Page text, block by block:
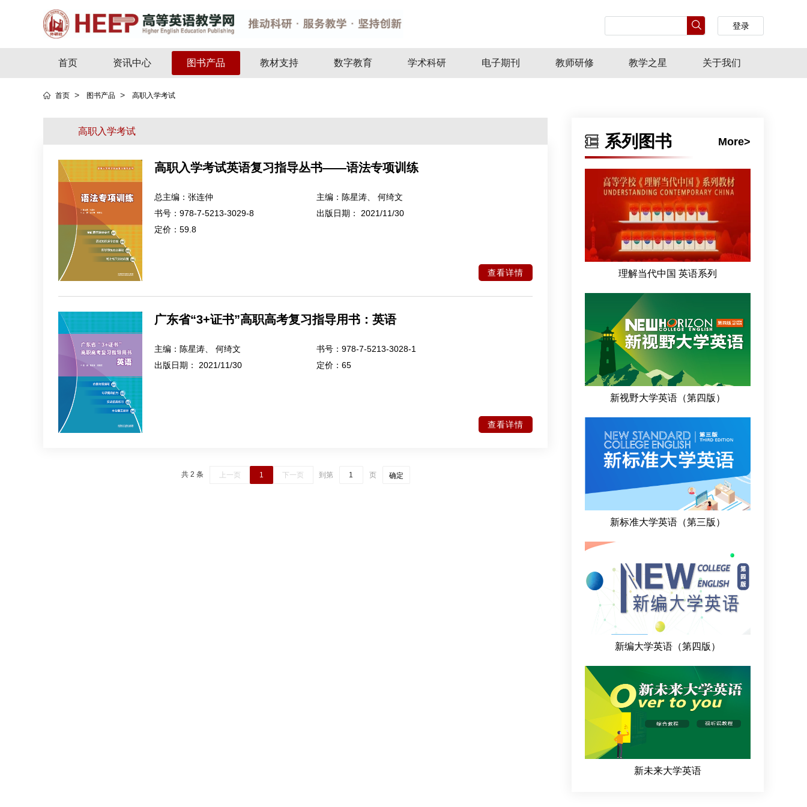
登录
首页 资讯中心 图书产品 教材支持 数字教育 学术科研 电子期刊 教师研修 教学之星 关于我们
首页 > 图书产品 > 高职入学考试
高职入学考试
高职入学考试英语复习指导丛书——语法专项训练
总主编： 张连仲 主编： 陈星涛、 何绮文
书号： 978-7-5213-3029-8 出版日期：
2021/11/30
定价： 59.8
查看详情
广东省“3+证书”高职高考复习指导用书：英语
主编： 陈星涛、 何绮文 书号： 978-7-5213-3028-1
出版日期：
2021/11/30 定价： 65
查看详情
共 2 条 上一页 1 下一页 到第 页 确定
系列图书 More>
理解当代中国 英语系列
新视野大学英语（第四版）
新标准大学英语（第三版）
新编大学英语（第四版）
新未来大学英语